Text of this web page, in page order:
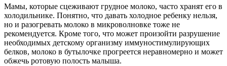
Мамы, которые сцеживают грудное молоко, часто хранят его в
холодильнике. Понятно, что давать холодное ребенку нельзя,
но и разогревать молоко в микроволновке тоже не
рекомендуется. Кроме того, что может произойти разрушение
необходимых детскому организму иммуностимулирующих
белков, молоко в бутылочке прогреется неравномерно и может
обжечь ротовую полость малыша.